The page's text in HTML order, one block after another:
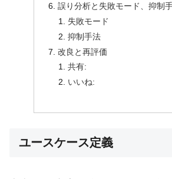
誤り分析と失敗モード、抑制
失敗モード
抑制手法
改良と再評価
共有:
いいね:
ユースケース定義